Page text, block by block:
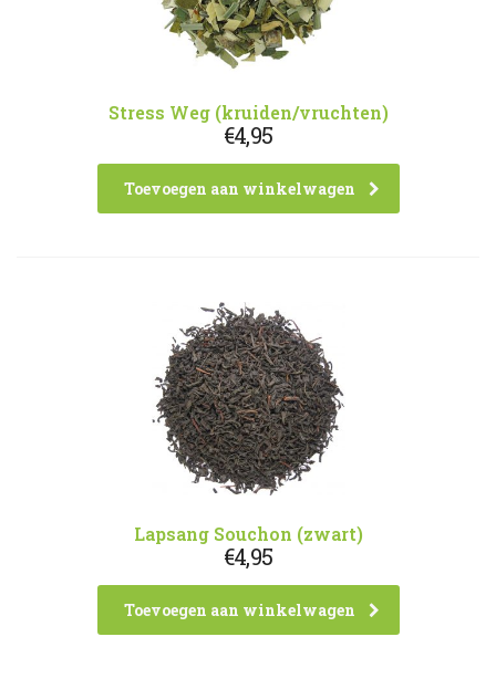
Stress Weg (kruiden/vruchten)
€4,95
Toevoegen aan winkelwagen
Lapsang Souchon (zwart)
€4,95
Toevoegen aan winkelwagen